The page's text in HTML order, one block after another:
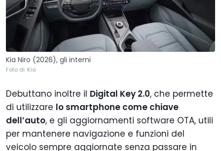
Kia Niro (2026), gli interni
Foto di: Kia
Debuttano inoltre il Digital Key 2.0, che permette
di utilizzare lo smartphone come chiave
dell’auto, e gli aggiornamenti software OTA, utili
per mantenere navigazione e funzioni del
veicolo sempre aggiornate senza passare in